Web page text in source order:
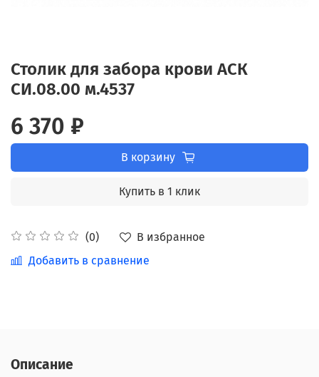
Столик для забора крови АСК
СИ.08.00 м.4537
(0)
В избранное
Добавить в сравнение
6 370 ₽
В корзину
Купить в 1 клик
Описание